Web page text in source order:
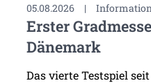
05.08.2026 | Information
Erster
Dänemark
Das vierte Testspiel